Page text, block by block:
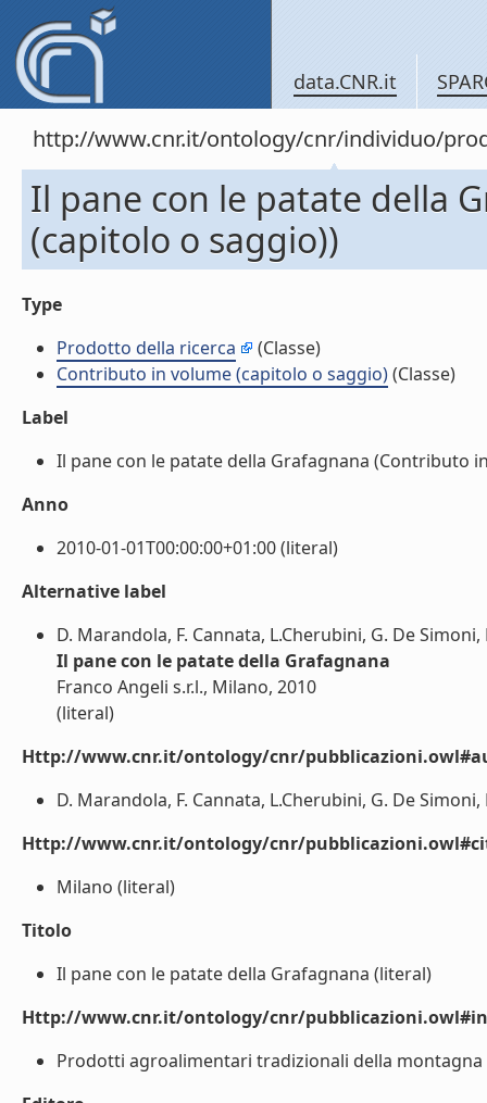
data.CNR.it
http://www.cnr.it/ontology/cnr/individuo/
Il pane con le patate della
(capitolo o saggio))
Type
Prodotto della ricerca
(Classe)
Contributo in volume (capitolo o saggio)(Classe)
Label
Il pane con le patate della Grafagnana (Contributo
Anno
2010-01-01T00:00:00+01:00 (literal)
Alternative label
D. Marandola, F. Cannata, L.Cherubini, G. De
Il pane con le patate della Grafagnana
Franco Angeli s.r.l., Milano, 2010
(literal)
Http://www.cnr.it/ontology/cnr/
D. Marandola, F. Cannata, L.Cherubini, G. De
Http://www.cnr.it/ontology/cnr/
Milano (literal)
Titolo
Il pane con le patate della Grafagnana (literal)
Http://www.cnr.it/ontology/cnr/
Prodotti agroalimentari tradizionali della